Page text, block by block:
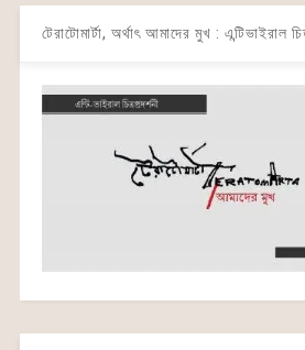
টেরাটোমার্টা, অর্থাৎ আমাদের মুখ : এন্টিভাইরাল